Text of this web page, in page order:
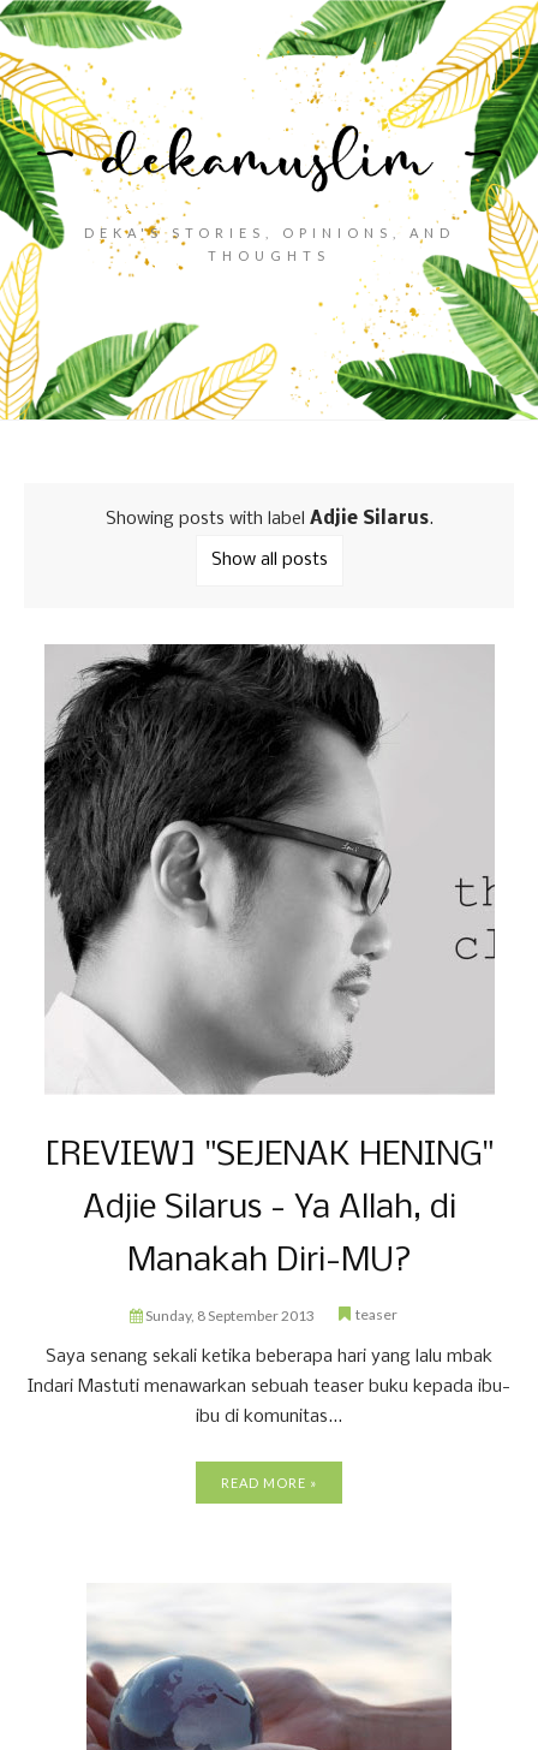
DEKA'S STORIES, OPINIONS, AND
THOUGHTS
Showing posts with label Adjie Silarus.
Show all posts
[REVIEW] "SEJENAK HENING"
Adjie Silarus - Ya Allah, di
Manakah Diri-MU?
Sunday, 8 September 2013 teaser
Saya senang sekali ketika beberapa hari yang lalu mbak
Indari Mastuti menawarkan sebuah teaser buku kepada ibu-
ibu di komunitas...
READ MORE »